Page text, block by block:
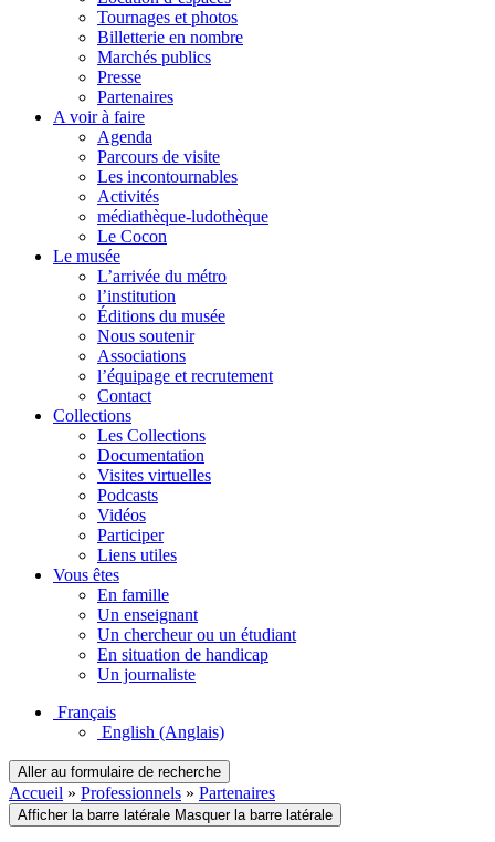
Tournages et photos
Billetterie en nombre
Marchés publics
Presse
Partenaires
A voir à faire
Agenda
Parcours de visite
Les incontournables
Activités
médiathèque-ludothèque
Le Cocon
Le musée
L’arrivée du métro
l’institution
Éditions du musée
Nous soutenir
Associations
l’équipage et recrutement
Contact
Collections
Les Collections
Documentation
Visites virtuelles
Podcasts
Vidéos
Participer
Liens utiles
Vous êtes
En famille
Un enseignant
Un chercheur ou un étudiant
En situation de handicap
Un journaliste
Français
English (Anglais)
Aller au formulaire de recherche
Accueil » Professionnels » Partenaires
Afficher la barre latérale Masquer la barre latérale